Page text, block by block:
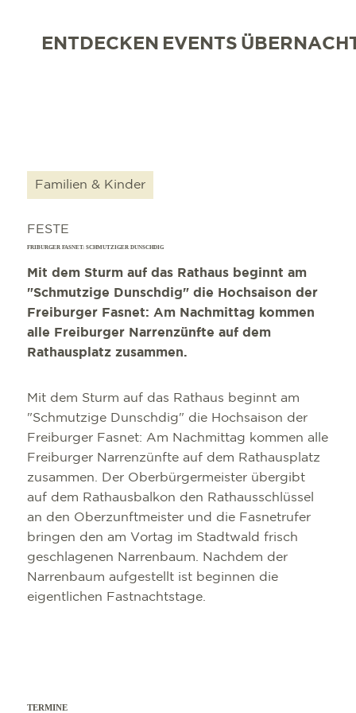
ENTDECKEN EVENTS
Familien & Kinder
FESTE
FRIBURGER FASNET: SCHMUTZIGER DUNSCHDIG
Mit dem Sturm auf das Rathaus beginnt am
"Schmutzige Dunschdig" die Hochsaison der
Freiburger Fasnet: Am Nachmittag kommen
alle Freiburger Narrenzünfte auf dem
Rathausplatz zusammen.
Mit dem Sturm auf das Rathaus beginnt am
"Schmutzige Dunschdig" die Hochsaison der
Freiburger Fasnet: Am Nachmittag kommen alle
Freiburger Narrenzünfte auf dem Rathausplatz
zusammen. Der Oberbürgermeister übergibt
auf dem Rathausbalkon den Rathausschlüssel
an den Oberzunftmeister und die Fasnetrufer
bringen den am Vortag im Stadtwald frisch
geschlagenen Narrenbaum. Nachdem der
Narrenbaum aufgestellt ist beginnen die
eigentlichen Fastnachtstage.
TERMINE